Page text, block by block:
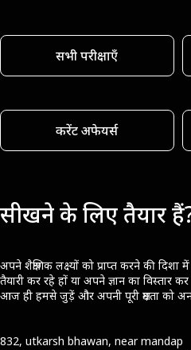
सभी परीक्षाएँ
करेंट अफेयर्स
सीखने के लिए तैयार
अपने शैक्षणिक लक्ष्यों को प्राप्त करने की दिशा
तैयारी कर रहे हों या अपने ज्ञान का
आज ही हमसे जुड़ें और अपनी पूरी क्षमता को
832, utkarsh bhawan, near mandap